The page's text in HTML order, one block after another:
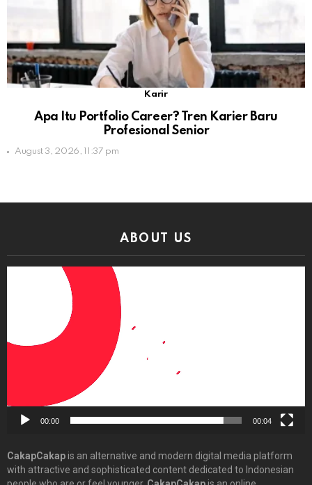
Karir
Apa Itu Portfolio Career? Tren Karier Baru
Profesional Senior
August 3, 2026, 11:37 pm
ABOUT US
00:00 00:04
CakapCakapis an alternative and modern digital media platform
with attractive and sophisticated content dedicated to Indonesian